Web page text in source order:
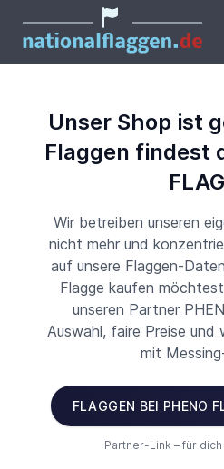
Unser Shop ist
Flaggen findest
Wir betreiben unseren
nicht mehr und
auf unsere Flaggen-
Flagge kaufen
unseren Partner
Auswahl, faire Preise
mit
FLAGGEN BEI PHENO
Partner-Link – für